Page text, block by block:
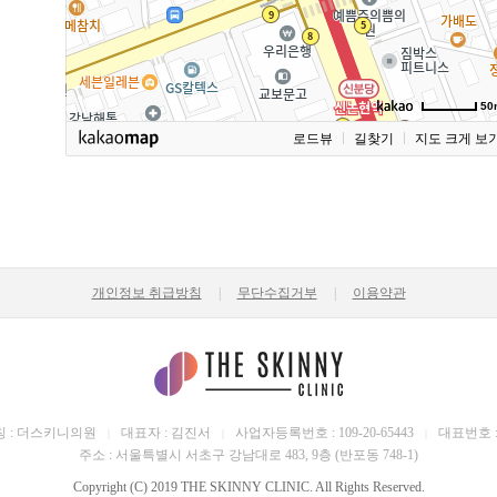
로드뷰 길찾기 지도 크게 보
개인정보 취급방침 | 무단수집거부 | 이용약관
: 더스키니의원 대표자 : 김진서 사업자등록번호 : 109-20-65443
대표번호
주소 : 서울특별시 서초구 강남대로 483, 9층 (반포동 748-1)
Copyright (C) 2019 THE SKINNY CLINIC. All Rights Reserved.